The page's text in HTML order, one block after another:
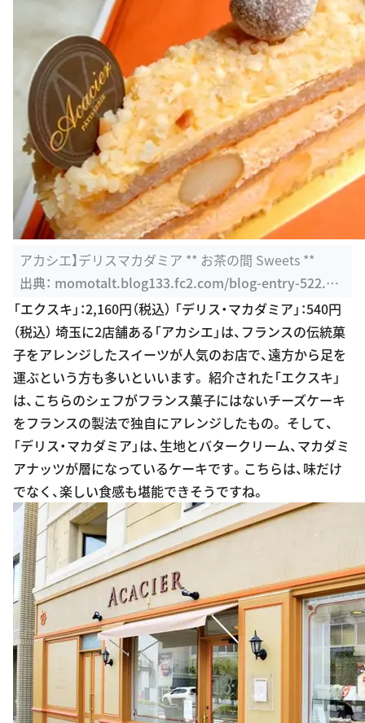
アカシエ】デリスマカダミア ** お茶の間 Sweets **
出典： momotalt.blog133.fc2.com/blog-entry-522.ht
ml
「エクスキ」：2,160円（税込） 「デリス・マカダミア」：540円
（税込） 埼玉に2店舗ある「アカシエ」は、フランスの伝統菓
子をアレンジしたスイーツが人気のお店で、遠方から足を
運ぶという方も多いといいます。 紹介された「エクスキ」
は、こちらのシェフがフランス菓子にはないチーズケーキ
をフランスの製法で独自にアレンジしたもの。 そして、
「デリス・マカダミア」は、生地とバタークリーム、マカダミ
アナッツが層になっているケーキです。こちらは、味だけ
でなく、楽しい食感も堪能できそうですね。